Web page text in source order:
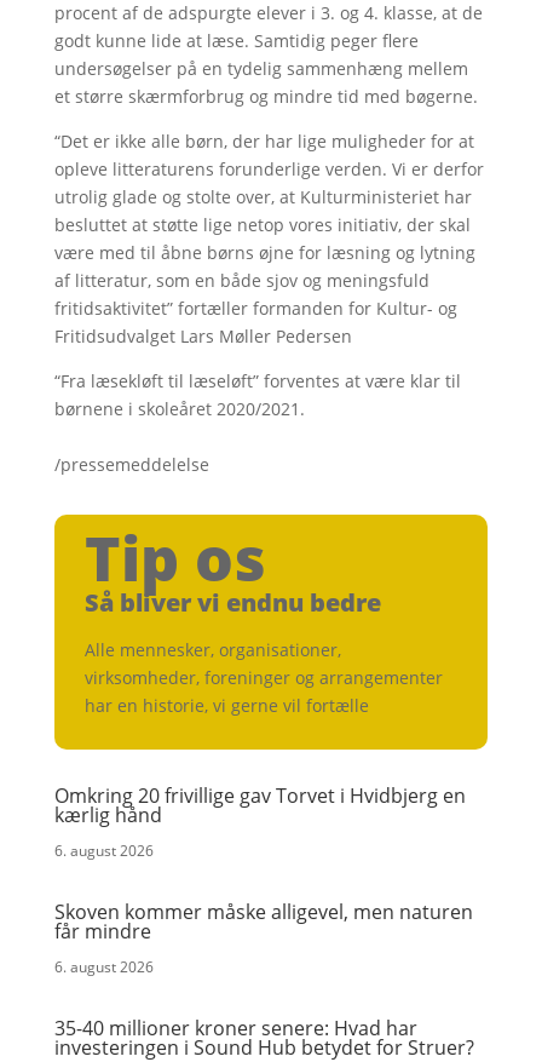
procent af de adspurgte elever i 3. og 4. klasse, at de
godt kunne lide at læse. Samtidig peger flere
undersøgelser på en tydelig sammenhæng mellem
et større skærmforbrug og mindre tid med bøgerne.
“Det er ikke alle børn, der har lige muligheder for at
opleve litteraturens forunderlige verden. Vi er derfor
utrolig glade og stolte over, at Kulturministeriet har
besluttet at støtte lige netop vores initiativ, der skal
være med til åbne børns øjne for læsning og lytning
af litteratur, som en både sjov og meningsfuld
fritidsaktivitet” fortæller formanden for Kultur- og
Fritidsudvalget Lars Møller Pedersen
“Fra læsekløft til læseløft” forventes at være klar til
børnene i skoleåret 2020/2021.
/pressemeddelelse
Tip os
Så bliver vi endnu bedre
Alle mennesker, organisationer,
virksomheder, foreninger og arrangementer
har en historie, vi gerne vil fortælle
Omkring 20 frivillige gav Torvet i Hvidbjerg en
kærlig hånd
6. august 2026
Skoven kommer måske alligevel, men naturen
får mindre
6. august 2026
35-40 millioner kroner senere: Hvad har
investeringen i Sound Hub betydet for Struer?